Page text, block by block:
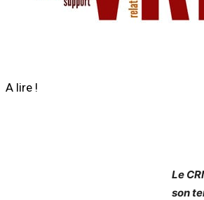
A lire !
Le
son